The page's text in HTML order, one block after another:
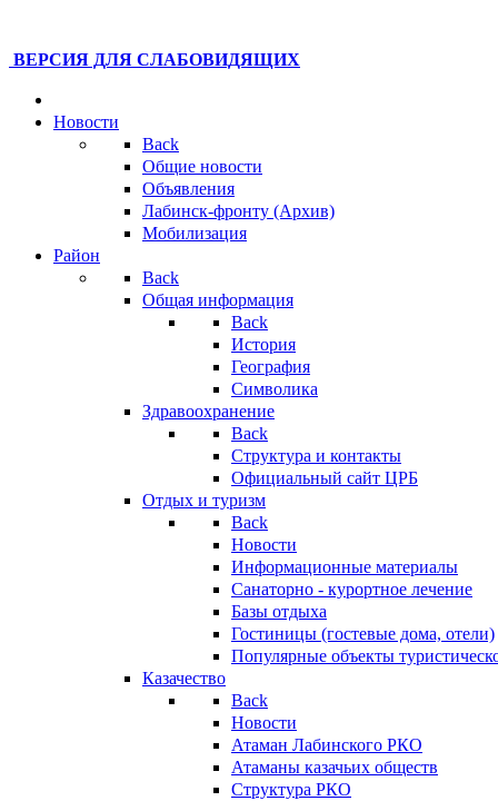
ВЕРСИЯ ДЛЯ СЛАБОВИДЯЩИХ
Новости
Back
Общие новости
Объявления
Лабинск-фронту (Архив)
Мобилизация
Район
Back
Общая информация
Back
История
География
Символика
Здравоохранение
Back
Структура и контакты
Официальный сайт ЦРБ
Отдых и туризм
Back
Новости
Информационные материалы
Санаторно - курортное лечение
Базы отдыха
Гостиницы (гостевые дома, отели)
Популярные объекты
Казачество
Back
Новости
Атаман Лабинского РКО
Атаманы казачьих обществ
Структура РКО